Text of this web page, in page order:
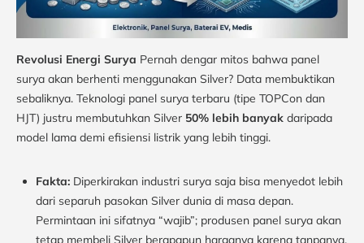
Revolusi Energi Surya Pernah dengar mitos bahwa panel
surya akan berhenti menggunakan Silver? Data membuktikan
sebaliknya. Teknologi panel surya terbaru (tipe TOPCon dan
HJT) justru membutuhkan Silver 50% lebih banyak daripada
model lama demi efisiensi listrik yang lebih tinggi.
Fakta: Diperkirakan industri surya saja bisa menyedot lebih
dari separuh pasokan Silver dunia di masa depan.
Permintaan ini sifatnya “wajib”; produsen panel surya akan